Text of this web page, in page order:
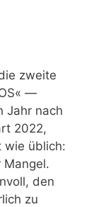
zweite
—
Jahr nach
2022,
wie üblich:
Mangel.
den
zu